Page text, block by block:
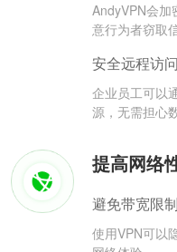
AndyVPN会加
意行为者窃取
安全远程访问
企业员工可以
源，无需担心
提高网络
避免带宽限制
使用VPN可以